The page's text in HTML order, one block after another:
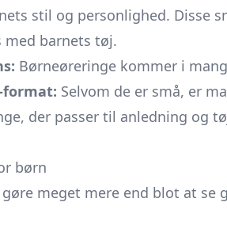
stil og personlighed. Disse
med barnets tøj.
Børneøreringe kommer i
Selvom de er små, er
der passer til anledning og
børn
meget mere end blot at